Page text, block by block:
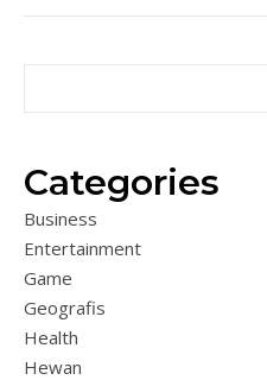
Categories
Business
Entertainment
Game
Geografis
Health
Hewan